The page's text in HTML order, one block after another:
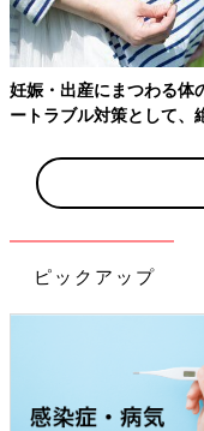
のでっぱり部分をうま
などを浮かせているん
用したアイデア、マネ
回転するから、バ
ッグ収納ハンガ
妊娠・出産にまつわる体
ートラブル対策として、
ピックアップ